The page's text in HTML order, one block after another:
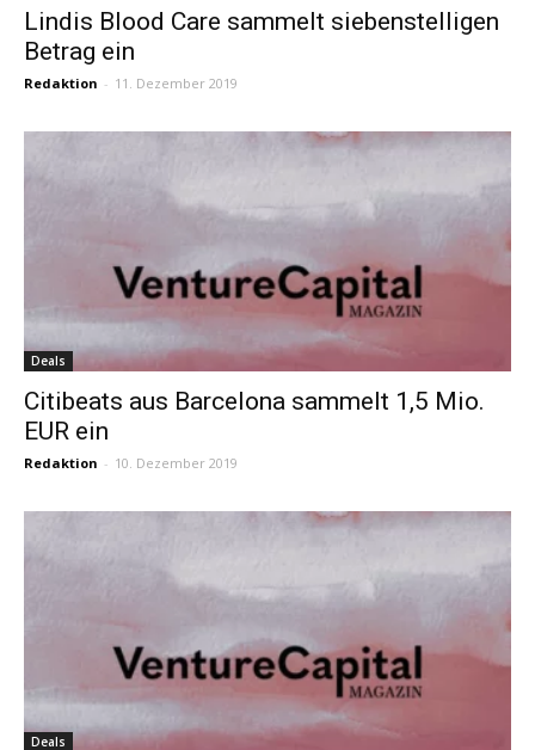
Lindis Blood Care sammelt siebenstelligen
Betrag ein
Redaktion - 11. Dezember 2019
Deals
Citibeats aus Barcelona sammelt 1,5 Mio.
EUR ein
Redaktion - 10. Dezember 2019
Deals